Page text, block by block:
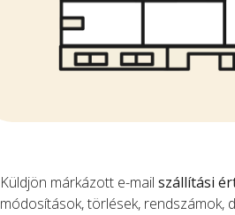
Küldjön márkázott e-mail szállítási
módosítások, törlések, rendszámok,